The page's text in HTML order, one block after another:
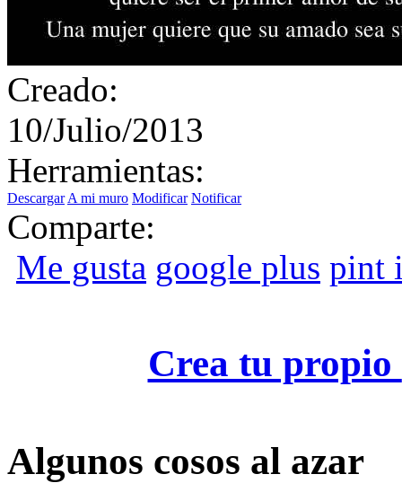
Creado:
10/Julio/2013
Herramientas:
Descargar A mi muro Modificar Notificar
Comparte:
Me gusta google plus pint
Crea tu propio
Algunos cosos al azar